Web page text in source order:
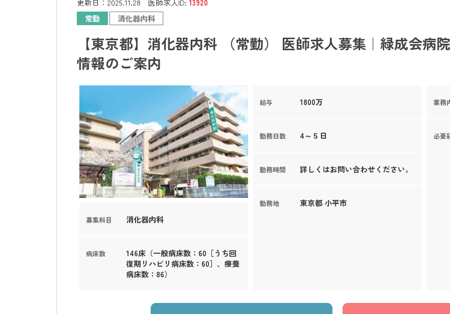
更新日： 2025.11.28 医師求人ID: 13920
常勤
消化器内科
【東京都】消化器内科 （常勤） 医師求人募集｜緑成会病
情報のご案内
募集科目 消化器内科
病床数
146床（一般病床数：60［うち回
復期リハビリ病床数：60］、療養
病床数：86）
給与 1800万
勤務日数 4～５日
勤務時間 詳しくはお問い合わせください。
勤務地 東京都 小平市
業務
必要